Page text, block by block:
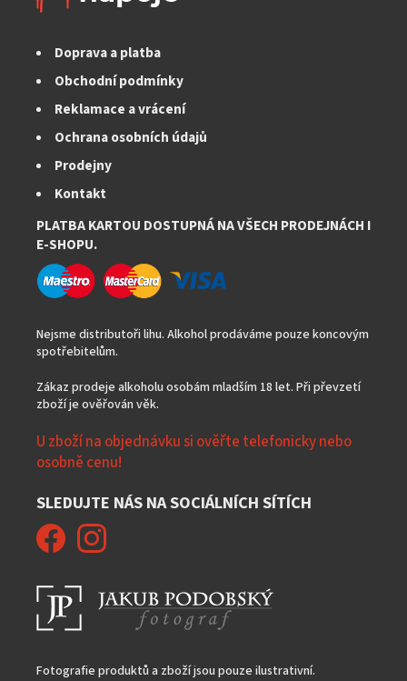
Doprava a platba
Obchodní podmínky
Reklamace a vrácení
Ochrana osobních údajů
Prodejny
Kontakt
PLATBA KARTOU DOSTUPNÁ NA VŠECH PRODEJNÁCH I
E-SHOPU.
Nejsme distributoři lihu. Alkohol prodáváme pouze koncovým
spotřebitelům.
Zákaz prodeje alkoholu osobám mladším 18 let. Při převzetí
zboží je ověřován věk.
U zboží na objednávku si ověřte telefonicky nebo
osobně cenu!
SLEDUJTE NÁS NA SOCIÁLNÍCH SÍTÍCH
Fotografie produktů a zboží jsou pouze ilustrativní.